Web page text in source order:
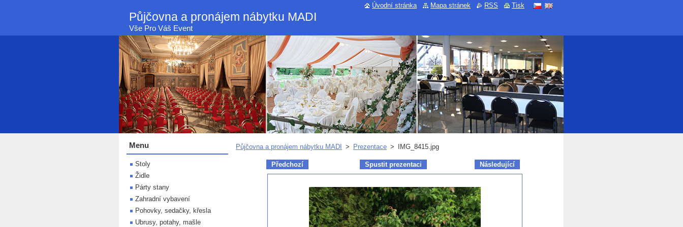
Půjčovna a pronájem nábytku MADI
Vše Pro Váš Event
Půjčovna a pronájem nábytku MADI > Prezentace > IMG_8415.jpg
Předchozí Spustit prezentaci Následující
Menu
Stoly
Židle
Párty stany
Zahradní vybavení
Pohovky, sedačky, křesla
Ubrusy, potahy, mašle
Úvodní stránka Mapa stránek RSS Tisk